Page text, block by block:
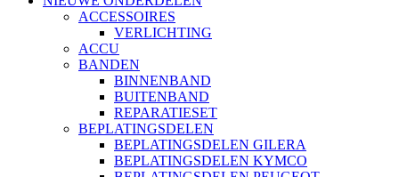
ACCESSOIRES
VERLICHTING
ACCU
BANDEN
BINNENBAND
BUITENBAND
REPARATIESET
BEPLATINGSDELEN
BEPLATINGSDELEN GILERA
BEPLATINGSDELEN KYMCO